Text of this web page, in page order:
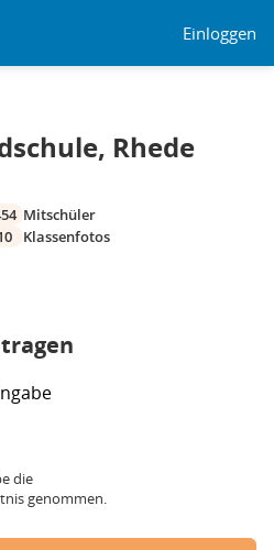
Einloggen
Rhede
Mitschüler
Klassenfotos
die
genommen.